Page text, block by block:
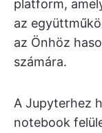
platform,
az
az Önhöz
számára.
A Jupyterhez
notebook